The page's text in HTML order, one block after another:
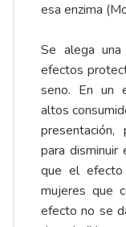
esa enzima
Se alega una
efectos
seno. En un
altos
para disminuir
que el
mujeres que
efecto no se